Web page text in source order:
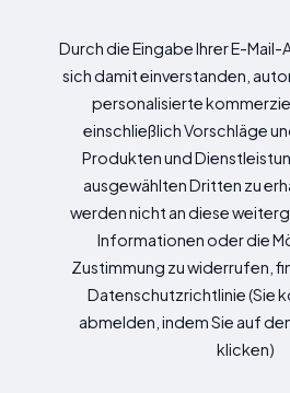
Durch die Eingabe Ihrer E-Mail-
sich damit einverstanden,
personalisierte
einschließlich Vorschläge
Produkten und
ausgewählten Dritten zu
werden nicht an diese
Informationen oder die
Zustimmung zu widerrufen,
Datenschutzrichtlinie (Sie
abmelden, indem Sie auf
klicken)